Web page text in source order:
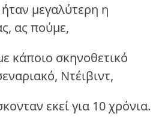
μεγαλύτερη η
ας πούμε,
κάποιο σκηνοθετικό
Ντέιβιντ,
εκεί για 10 χρόνια.